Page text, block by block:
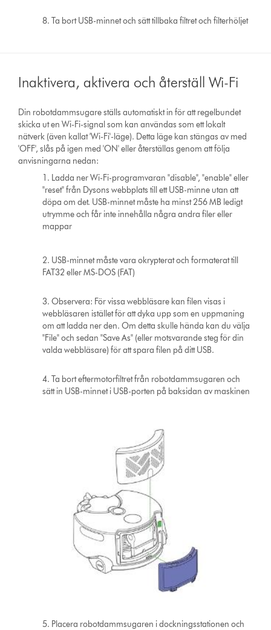
8. Ta bort USB-minnet och sätt tillbaka filtret och filterhöljet
Inaktivera, aktivera och återställ Wi-Fi
Din robotdammsugare ställs automatiskt in för att regelbundet
skicka ut en Wi-Fi-signal som kan användas som ett lokalt
nätverk (även kallat 'Wi-Fi'-läge). Detta läge kan stängas av med
'OFF', slås på igen med 'ON' eller återställas genom att följa
anvisningarna nedan:
1. Ladda ner Wi-Fi-programvaran "disable", "enable" eller
"reset" från Dysons webbplats till ett USB-minne utan att
döpa om det. USB-minnet måste ha minst 256 MB ledigt
utrymme och får inte innehålla några andra filer eller
mappar
2. USB-minnet måste vara okrypterat och formaterat till
FAT32 eller MS-DOS (FAT)
3. Observera: För vissa webbläsare kan filen visas i
webbläsaren istället för att dyka upp som en uppmaning
om att ladda ner den. Om detta skulle hända kan du välja
"File" och sedan "Save As" (eller motsvarande steg för din
valda webbläsare) för att spara filen på ditt USB.
4. Ta bort eftermotorfiltret från robotdammsugaren och
sätt in USB-minnet i USB-porten på baksidan av maskinen
5. Placera robotdammsugaren i dockningsstationen och